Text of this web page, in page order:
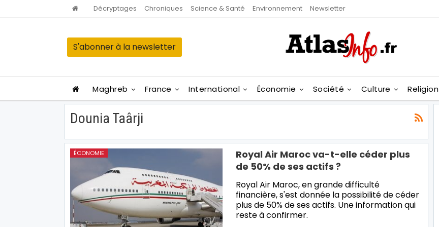
Décryptages Chroniques Science & Santé Environnement Newsletter
S'abonner à la newsletter
Maghreb France International Économie Société Culture Religion
Dounia Taârji
ÉCONOMIE
Royal Air Maroc va-t-elle céder plus
de 50% de ses actifs ?
Royal Air Maroc, en grande difficulté
financière, s'est donnée la possibilité de céder
plus de 50% de ses actifs. Une information qui
reste à confirmer.